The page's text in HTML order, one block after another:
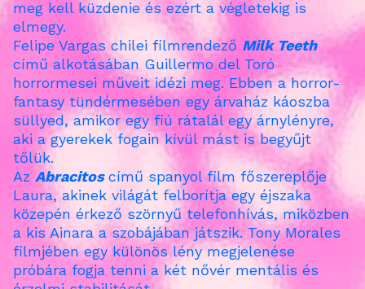
meg kell küzdenie és ezért a végletekig is
elmegy.
Felipe Vargas chilei filmrendező Milk Teeth
című alkotásában Guillermo del Toró
horrormesei műveit idézi meg. Ebben a horror-
fantasy tündérmesében egy árvaház káoszba
süllyed, amikor egy fiú rátalál egy árnylényre,
aki a gyerekek fogain kívül mást is begyűjt
tőlük.
Az Abracitos című spanyol film főszereplője
Laura, akinek világát felborítja egy éjszaka
közepén érkező szörnyű telefonhívás, miközben
a kis Ainara a szobájában játszik. Tony Morales
filmjében egy különös lény megjelenése
próbára fogja tenni a két nővér mentális és